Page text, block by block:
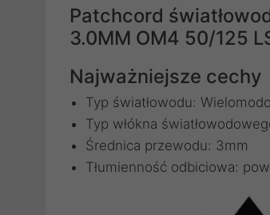
Patchcord
3.0MM OM4 50/125
Najważniejsze cechy
Typ światłowodu:
Typ włókna
Średnica przewodu: 3mm
Tłumienność odbiciowa: